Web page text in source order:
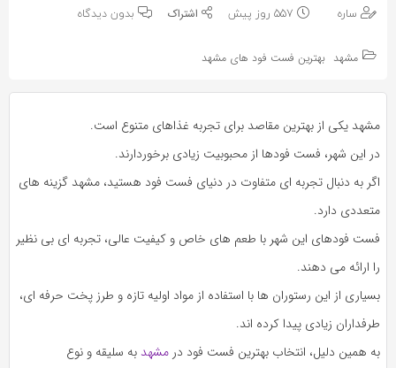
به
بگذارید.
لینک
ساره
به
بگذارید.
کپی
بدون دیدگاه
مشهد بهترین فست فود های مشهد
مشهد یکی از بهترین مقاصد برای تجربه غذاهای متنوع است.
در این شهر، فست فودها از محبوبیت زیادی برخوردارند.
اگر به دنبال تجربه‌ ای متفاوت در دنیای فست فود هستید، مشهد گزینه‌ های
متعددی دارد.
فست فودهای این شهر با طعم‌ های خاص و کیفیت عالی، تجربه‌ ای بی‌ نظیر
را ارائه می‌ دهند.
بسیاری از این رستوران‌ ها با استفاده از مواد اولیه تازه و طرز پخت حرفه‌ ای،
طرفداران زیادی پیدا کرده‌ اند.
به همین دلیل، انتخاب بهترین فست فود در مشهد به سلیقه و نوع